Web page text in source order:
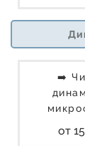
➡️
от